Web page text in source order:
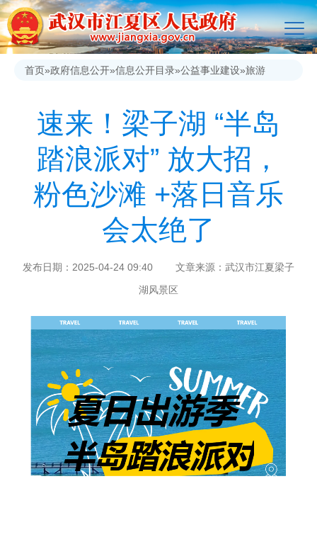
首页»政府信息公开»信息公开目录»公益事业建设»旅游
速来！梁子湖 “半岛
踏浪派对” 放大招，
粉色沙滩 +落日音乐
会太绝了
发布日期：2025-04-24 09:40 文章来源：武汉市江夏梁子
湖风景区